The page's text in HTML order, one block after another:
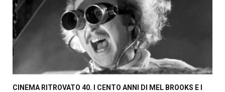
CINEMA RITROVATO 40. I CENTO ANNI DI MEL BROOKS E I